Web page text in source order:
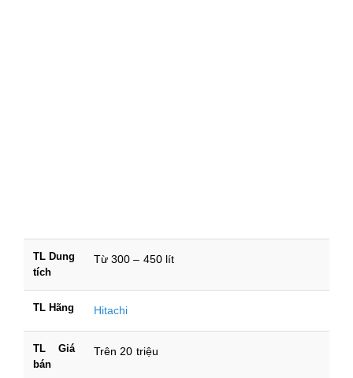
TL Dung
tích
Từ 300 – 450 lít
TL Hãng Hitachi
TL Giá
bán
Trên 20 triệu